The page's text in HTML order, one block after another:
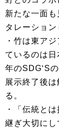
新たな一面
タレーション
・竹は東ア
ているのは
年のSDG‘S
展示終了後
る。
・「伝統と
継ぎ大切にし